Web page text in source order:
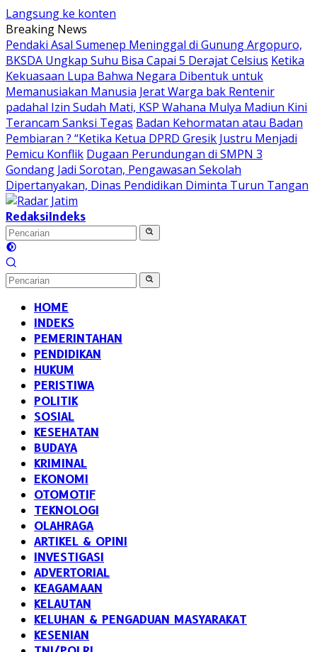
Langsung ke konten
Breaking News
Pendaki Asal Sumenep Meninggal di Gunung Argopuro,
BKSDA Ungkap Suhu Bisa Capai 5 Derajat Celsius Ketika
Kekuasaan Lupa Bahwa Negara Dibentuk untuk
Memanusiakan Manusia Jerat Warga bak Rentenir
padahal Izin Sudah Mati, KSP Wahana Mulya Madiun Kini
Terancam Sanksi Tegas Badan Kehormatan atau Badan
Pembiaran ? “Ketika Ketua DPRD Gresik Justru Menjadi
Pemicu Konflik Dugaan Perundungan di SMPN 3
Gondang Jadi Sorotan, Pengawasan Sekolah
Dipertanyakan, Dinas Pendidikan Diminta Turun Tangan
RedaksiIndeks
HOME
INDEKS
PEMERINTAHAN
PENDIDIKAN
HUKUM
PERISTIWA
POLITIK
SOSIAL
KESEHATAN
BUDAYA
KRIMINAL
EKONOMI
OTOMOTIF
TEKNOLOGI
OLAHRAGA
ARTIKEL & OPINI
INVESTIGASI
ADVERTORIAL
KEAGAMAAN
KELAUTAN
KELUHAN & PENGADUAN MASYARAKAT
KESENIAN